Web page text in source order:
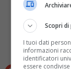
Share
Tweet
Scopri di
I tuoi dati
informazioni
identificatori
essere